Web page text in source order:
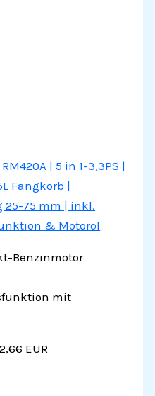
| 5 in 1-3,3PS |
Fangkorb |
75 mm | inkl.
& Motoröl
Benzinmotor
mit
EUR